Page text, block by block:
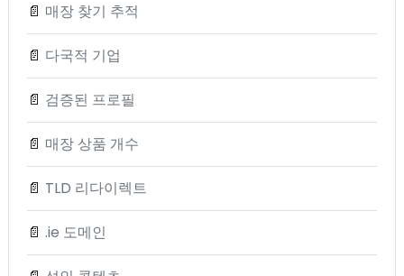
📄 매장 찾기 추적
📄 다국적 기업
📄 검증된 프로필
📄 매장 상품 개수
📄 TLD 리다이렉트
📄 .ie 도메인